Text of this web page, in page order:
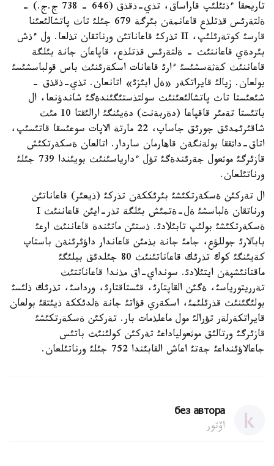
تاريحقا ءذثئلئپ قاراساق، تذي-ذقذق (646 - 738 ج.ج.) -
ةلتةرئس قذتلذع قاعانمةن بئرگة 679 جئلئ تاث پاتشالئعئنا
قارسئ كوتةرئلئپ، II تذركئ قاعاناتئن ورناتقان تذلعا. ول ءذش
بئردةي قاعاننئث - ةلتةرئس قذتلذع، قاپاعان جانة بئلگة
قاعاننئث كةثةسشئسئ ءارئ قاعانات اسكةرئنئث باس قولباسشئسئ
بولعان. زيالئ قايراتكةر «ةل ابئزئ» اتانعان. تذي-ذقذق -
شئعئستا تاث پاتشالئعئنئث سولتذستئگئندةگئ شاندؤنعا، ال
باتئستا تةمئر قاقپاعا (دةربةنت) دةيئنگئ ارالئقتا 10 مئث
شاقئرئمدئق جورئق جاساپ، 22 مارتة الاپات سوعئسقا قاتئسئپ،
اتاق-داثققا بولةنگةن قاهارمان ساردار. اتالعان ةسكةرتكئش
قازئرگئ موثعول جةرئندةگئ تؤل ءدارياسئنئث بويئندا 739 جئلئ
ورناتئلعان.
ال تةركئن ةسكةرتكئشئ بئرئككةن تذركئ (ذيعئر) قاعاناتئن
ورناتقان ةلباسشئ ةل-ةتمئش بئلگة تذر-ايئن قاعاننئث I
ةسكةرتكئشئ بولئپ تابئلادئ. ذستئن ماتئندة قاعاننئث ارعئ
بابالارئ جوللؤع، جامئ جانة بذمئن قاعاندار داؤئرئنةن باستاپ
كةيئنگئ كوك تذرئك قاعاناتئنئث 80 جئلدئق بيلئگئ
ماقتانئشپةن ايتئلادئ. سونداي-اق مذندا قاعاناتتئث
تةرريتورياسئ، ةگئن القاپتارئ، قئستاقتارئ، ورداسئ، تذرئك ذلئسئ
بولئگئنئث قذرئلئمئ، اسكةري قؤاتئ جانة ةلدئككة ذيئتقئ بولعان
قايراتكةرلةر تؤرالئ مول ماعلذمات بار. تةركئن ةسكةرتكئشئ
قازئرگئ ورتالئق موثعولياداعئ تةركئن كولئنئث باتئس
جاعالاؤئنداعئ جةتئ اعاش القابئندا 752 جئلئ ورناتئلعان.
без автора
اۆتور